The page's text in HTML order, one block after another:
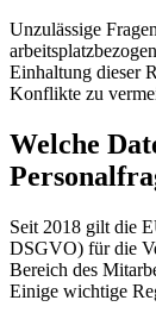
Unzulässige
Einhaltung dieser
Konflikte zu
Welche
Seit 2018 gilt die
DSGVO) für die
Bereich des
Einige wichtige